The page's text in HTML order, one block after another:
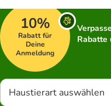
10%
Rabatt für
Deine
Anmeldung
Rabatte
Haustierart auswählen